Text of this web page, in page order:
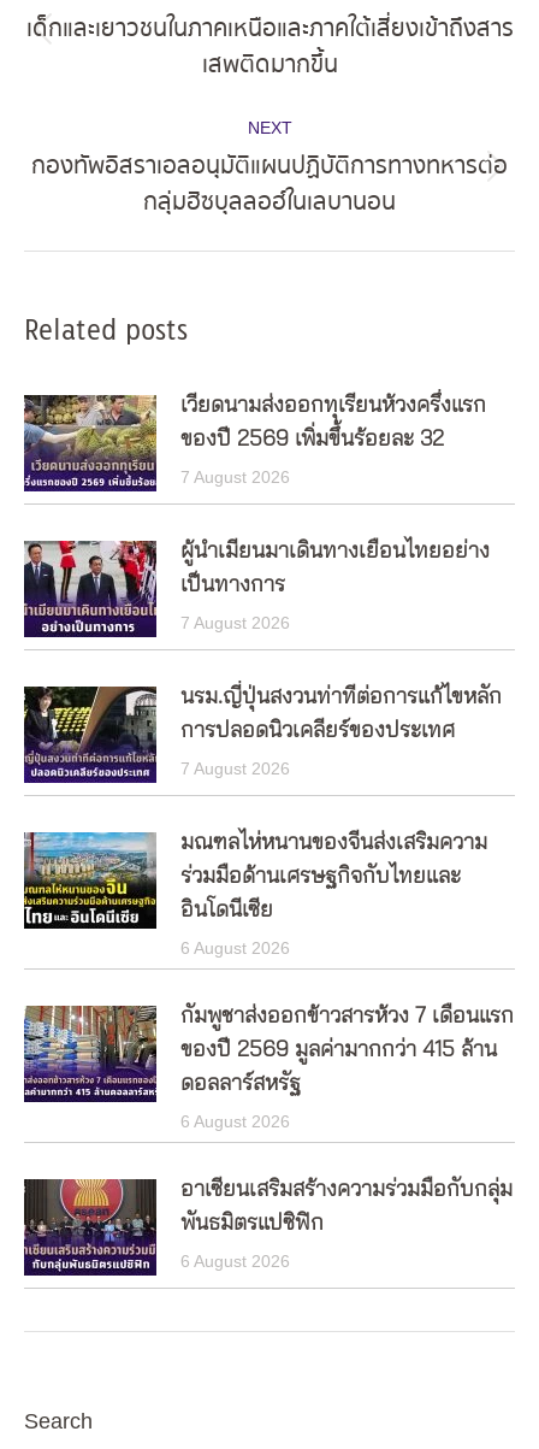
navigation
Previous
post:
เด็กและเยาวชนในภาคเหนือและภาคใต้เสี่ยงเข้าถึงสาร
เสพติดมากขึ้น
NEXT
Next
post:
กองทัพอิสราเอลอนุมัติแผนปฏิบัติการทางทหารต่อ
กลุ่มฮิซบุลลอฮ์ในเลบานอน
Related posts
เวียดนามส่งออกทุเรียนห้วงครึ่งแรก
ของปี 2569 เพิ่มขึ้นร้อยละ 32
7 August 2026
ผู้นำเมียนมาเดินทางเยือนไทยอย่าง
เป็นทางการ
7 August 2026
นรม.ญี่ปุ่นสงวนท่าทีต่อการแก้ไขหลัก
การปลอดนิวเคลียร์ของประเทศ
7 August 2026
มณฑลไห่หนานของจีนส่งเสริมความ
ร่วมมือด้านเศรษฐกิจกับไทยและ
อินโดนีเซีย
6 August 2026
กัมพูชาส่งออกข้าวสารห้วง 7 เดือนแรก
ของปี 2569 มูลค่ามากกว่า 415 ล้าน
ดอลลาร์สหรัฐ
6 August 2026
อาเซียนเสริมสร้างความร่วมมือกับกลุ่ม
พันธมิตรแปซิฟิก
6 August 2026
Search